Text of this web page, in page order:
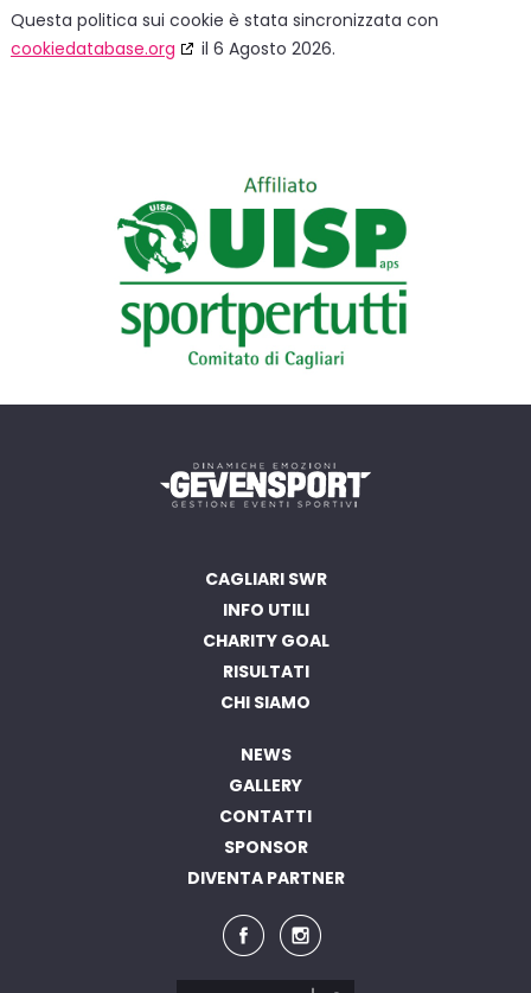
Questa politica sui cookie è stata sincronizzata con
cookiedatabase.org
il 6 Agosto 2026.
CAGLIARI SWR
INFO UTILI
CHARITY GOAL
RISULTATI
CHI SIAMO
NEWS
GALLERY
CONTATTI
SPONSOR
DIVENTA PARTNER